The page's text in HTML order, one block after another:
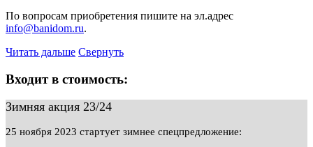
По вопросам приобретения пишите на эл.адрес
info@banidom.ru.
Читать дальше Свернуть
Входит в стоимость:
Зимняя акция 23/24
25 ноября 2023 стартует зимнее спецпредложение: